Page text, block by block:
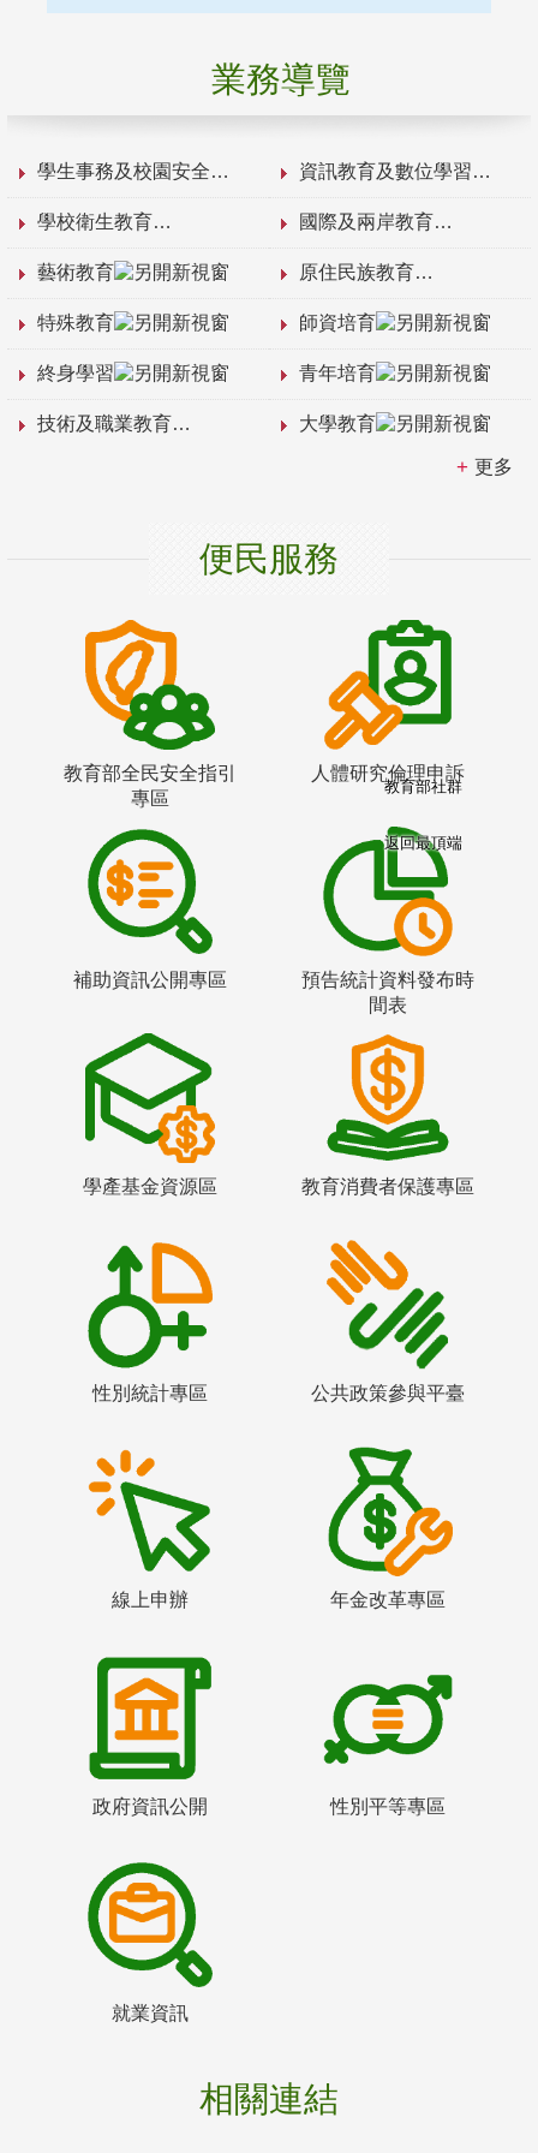
業務導覽
學生事務及校園安全 資訊教育及數位學習
學校衛生教育 國際及兩岸教育
藝術教育 原住民族教育
特殊教育 師資培育
終身學習 青年培育
技術及職業教育 大學教育
更多
便民服務
教育部全民安全指引
專區
人體研究倫理申訴
補助資訊公開專區
預告統計資料發布時
間表
學產基金資源區 教育消費者保護專區
性別統計專區 公共政策參與平臺
線上申辦 年金改革專區
政府資訊公開 性別平等專區
就業資訊
相關連結
教育部社群
返回最頂端